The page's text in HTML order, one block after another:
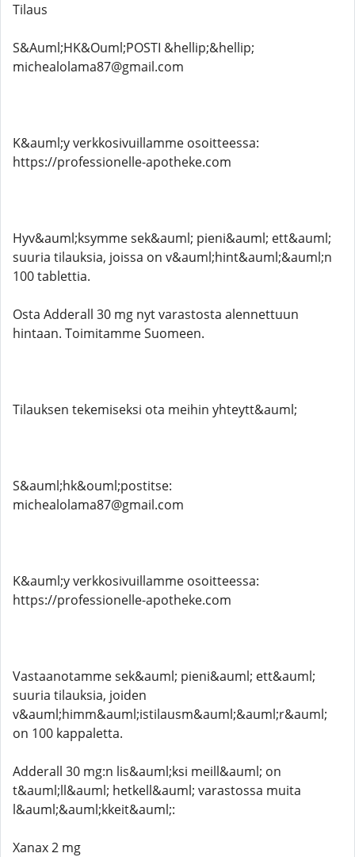
Tilaus
S&Auml;HK&Ouml;POSTI &hellip;&hellip;
michealolama87@gmail.com
K&auml;y verkkosivuillamme osoitteessa:
https://professionelle-apotheke.com
Hyv&auml;ksymme sek&auml; pieni&auml; ett&auml;
suuria tilauksia, joissa on v&auml;hint&auml;&auml;n
100 tablettia.
Osta Adderall 30 mg nyt varastosta alennettuun
hintaan. Toimitamme Suomeen.
Tilauksen tekemiseksi ota meihin yhteytt&auml;
S&auml;hk&ouml;postitse:
michealolama87@gmail.com
K&auml;y verkkosivuillamme osoitteessa:
https://professionelle-apotheke.com
Vastaanotamme sek&auml; pieni&auml; ett&auml;
suuria tilauksia, joiden
v&auml;himm&auml;istilausm&auml;&auml;r&auml;
on 100 kappaletta.
Adderall 30 mg:n lis&auml;ksi meill&auml; on
t&auml;ll&auml; hetkell&auml; varastossa muita
l&auml;&auml;kkeit&auml;:
Xanax 2 mg